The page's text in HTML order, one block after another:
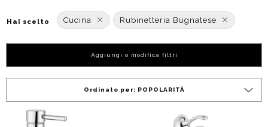
Hai scelto Cucina Rubinetteria Bugnatese
Aggiungi o modifica filtri
Ordinato per: POPOLARITÀ